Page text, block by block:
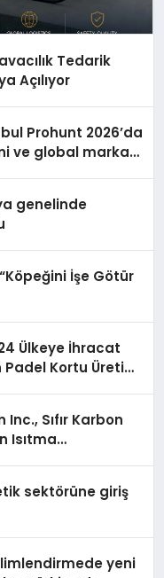
Tedarik
Açılıyor
Prohunt 2026’da
ve global marka
genelinde
İşe Götür
Ülkeye İhracat
Kortu Üretim
Sıfır Karbon
Isıtma
sektörüne giriş
yeni